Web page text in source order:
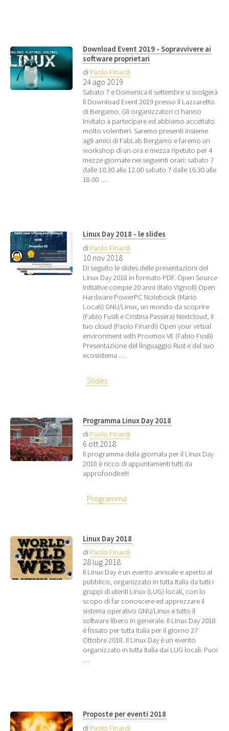
Download Event 2019 - Sopravvivere ai
software proprietari
di Paolo Finardi
24 ago 2019
Sabato 7 e Domenica 8 settembre si svolgerà
il Download Event 2019 presso il Lazzaretto
di Bergamo. Gli organizzatori ci hanno
invitato a partecipare ed abbiamo accettato
molto volentieri. Saremo presenti insieme
agli amici di FabLab Bergamo e faremo un
workshop di un ora e mezza ripetuto per 4
mezze giornate nei seguenti orari: sabato 7
dalle 10.30 alle 12.00 sabato 7 dalle 16.30 alle
18.00 …
Linux Day 2018 - le slides
di Paolo Finardi
10 nov 2018
Di seguito le slides delle presentazioni del
Linux Day 2018 in formato PDF. Open Source
Initiative compie 20 anni (Italo Vignoli) Open
Hardware PowerPC Notebook (Mario
Locati) GNU/Linux, un mondo da scoprire
(Fabio Fusili e Cristina Passera) Nextcloud, il
tuo cloud (Paolo Finardi) Open your virtual
environment with Proxmox VE (Fabio Fusili)
Presentazione del linguaggio Rust e del suo
ecosistema …
Slides
Programma Linux Day 2018
di Paolo Finardi
6 ott 2018
Il programma della giornata per il Linux Day
2018 è ricco di appuntamenti tutti da
approfondire!!!
Programma
Linux Day 2018
di Paolo Finardi
28 lug 2018
Il Linux Day è un evento annuale e aperto al
pubblico, organizzato in tutta Italia da tutti i
gruppi di utenti Linux (LUG) locali, con lo
scopo di far conoscere ed apprezzare il
sistema operativo GNU/Linux e tutto il
software libero in generale. Il Linux Day 2018
è fissato per tutta Italia per il giorno 27
Ottobre 2018. Il Linux Day è un evento
organizzato in tutta Italia dai LUG locali. Puoi
…
Proposte per eventi 2018
di Paolo Finardi